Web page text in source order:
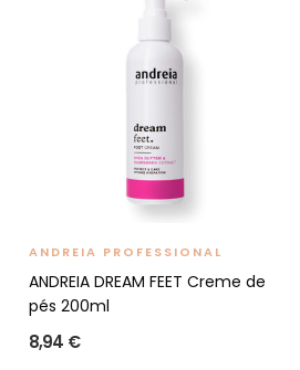
ANDREIA PROFESSIONAL
ANDREIA DREAM FEET Creme de
pés 200ml
8,94 €